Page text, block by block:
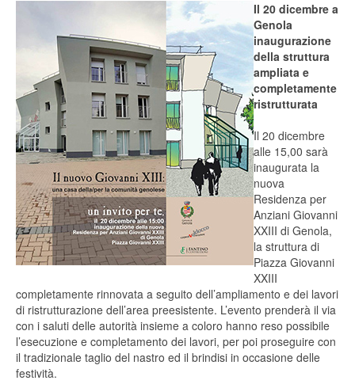
Il 20 dicembre a
Genola
inaugurazione
della struttura
ampliata e
completamente
ristrutturata
Il 20 dicembre
alle 15,00 sarà
inaugurata la
nuova
Residenza per
Anziani Giovanni
XXIII di Genola,
la struttura di
Piazza Giovanni
XXIII
completamente rinnovata a seguito dell’ampliamento e dei lavori
di ristrutturazione dell’area preesistente. L’evento prenderà il via
con i saluti delle autorità insieme a coloro hanno reso possibile
l’esecuzione e completamento dei lavori, per poi proseguire con
il tradizionale taglio del nastro ed il brindisi in occasione delle
festività.